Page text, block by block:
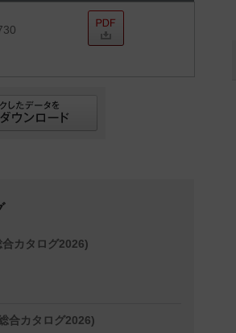
カタログ2026)
合カタログ2026)